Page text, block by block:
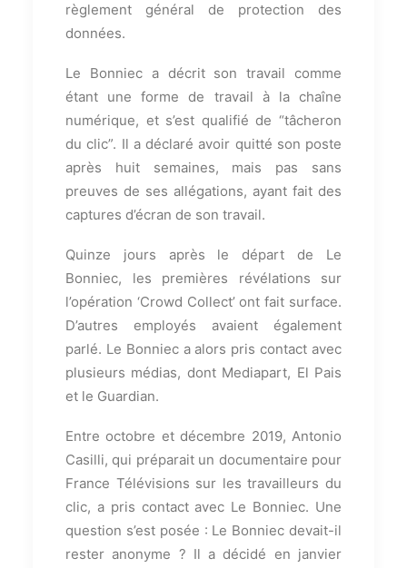
règlement général de protection des
données.
Le Bonniec a décrit son travail comme
étant une forme de travail à la chaîne
numérique, et s’est qualifié de “tâcheron
du clic”. Il a déclaré avoir quitté son poste
après huit semaines, mais pas sans
preuves de ses allégations, ayant fait des
captures d’écran de son travail.
Quinze jours après le départ de Le
Bonniec, les premières révélations sur
l’opération ‘Crowd Collect’ ont fait surface.
D’autres employés avaient également
parlé. Le Bonniec a alors pris contact avec
plusieurs médias, dont Mediapart, El Pais
et le Guardian.
Entre octobre et décembre 2019, Antonio
Casilli, qui préparait un documentaire pour
France Télévisions sur les travailleurs du
clic, a pris contact avec Le Bonniec. Une
question s’est posée : Le Bonniec devait-il
rester anonyme ? Il a décidé en janvier